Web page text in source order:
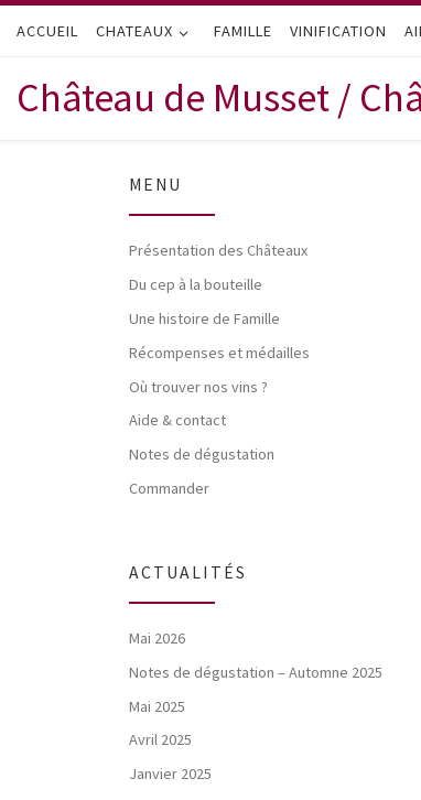
Passer au contenu
ACCUEIL CHATEAUX FAMILLE VINIFICATION
Château de Musset /
MENU
Présentation des Châteaux
Du cep à la bouteille
Une histoire de Famille
Récompenses et médailles
Où trouver nos vins ?
Aide & contact
Notes de dégustation
Commander
ACTUALITÉS
Mai 2026
Notes de dégustation – Automne 2025
Mai 2025
Avril 2025
Janvier 2025